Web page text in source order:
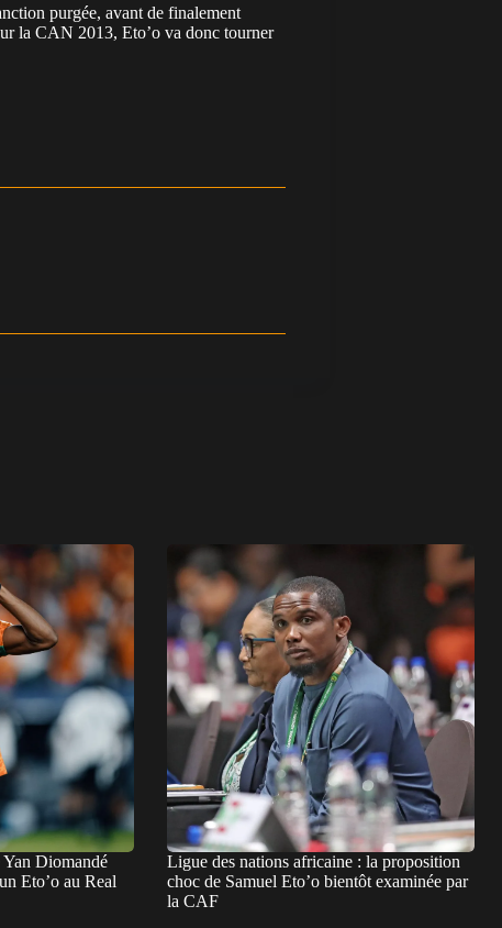
purgée, avant de finalement
la CAN 2013, Eto’o va donc tourner
Diomandé
Eto’o au Real
Ligue des nations africaine : la proposition
choc de Samuel Eto’o bientôt examinée par
la CAF